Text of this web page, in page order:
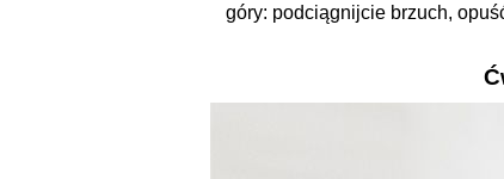
góry: podciągnijcie brzuch,